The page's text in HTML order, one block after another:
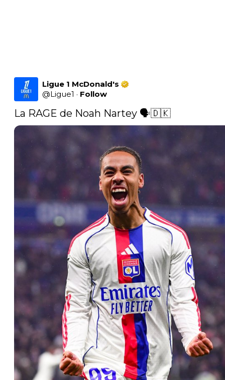
Ligue 1 McDonald's
@Ligue1 · Follow
La RAGE de Noah Nartey 🗣🇩🇰